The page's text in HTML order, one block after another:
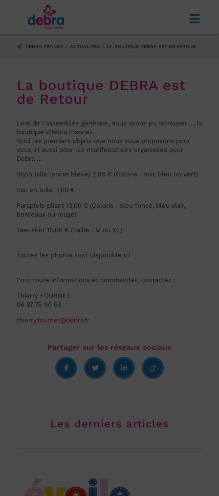
DEBRA FRANCE ACTUALITÉS LA BOUTIQUE DEBRA EST DE RETOUR
La boutique DEBRA est
de Retour
Lors de l’assemblée générale, nous avons pu retrouver … la
boutique «Debra France».
Voici les premiers objets que nous vous proposons pour
vous et aussi pour les manifestations organisées pour
Debra …
Stylo bille (encre bleue) 2,50 € (Coloris : noir, bleu ou vert)
Sac en toile 7,00 €
Parapluie pliant 10,00 € (Coloris : bleu foncé, bleu clair,
bordeaux ou rouge)
Tee-shirt 15,00 € (Taille : M ou XL)
Toutes les photos sont disponible ici
Pour toute informations et commandes, contactez :
Thierry FOURNET
06 87 75 90 53
thierry.fournet@debra.fr
Les derniers articles